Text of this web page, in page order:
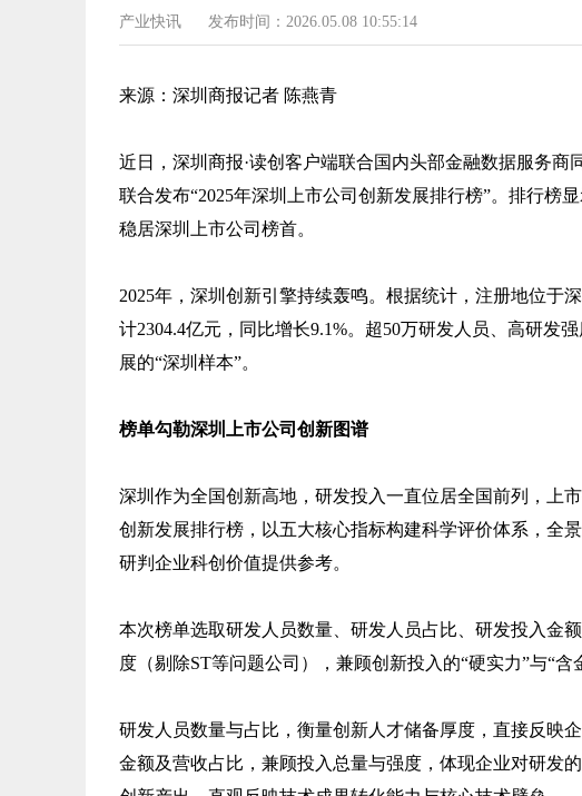
产业快讯 发布时间：2026.05.08 10:55:14
来源：深圳商报记者 陈燕青
近日，深圳商报·读创客户端联合国内头部金融数据服务商
联合发布“2025年深圳上市公司创新发展排行榜”。排行榜
稳居深圳上市公司榜首。
2025年，深圳创新引擎持续轰鸣。根据统计，注册地位于
计2304.4亿元，同比增长9.1%。超50万研发人员、高研发
展的“深圳样本”。
榜单勾勒深圳上市公司创新图谱
深圳作为全国创新高地，研发投入一直位居全国前列，上
创新发展排行榜，以五大核心指标构建科学评价体系，全
研判企业科创价值提供参考。
本次榜单选取研发人员数量、研发人员占比、研发投入金
度（剔除ST等问题公司），兼顾创新投入的“硬实力”与“含
研发人员数量与占比，衡量创新人才储备厚度，直接反映
金额及营收占比，兼顾投入总量与强度，体现企业对研发